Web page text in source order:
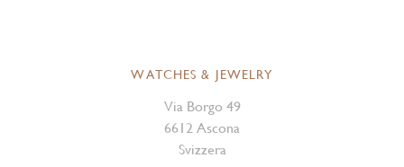
WATCHES & JEWELRY
Via Borgo 49
6612 Ascona
Svizzera